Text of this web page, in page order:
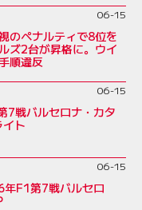
06-15
のペナルティで8位を
ズ2台が昇格に。ウイ
順違反
06-15
7戦バルセロナ・カタ
ト
06-15
年F1第7戦バルセロ